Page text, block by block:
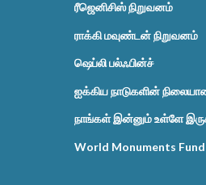
ரீஜெனிசிஸ் நிறுவனம்
ராக்கி மவுண்டன் நிறுவனம்
ஷெப்லி பல்ஃபின்ச்
ஐக்கிய நாடுகளின்
நாங்கள் இன்னும் உள்ளே
World Monuments Fund